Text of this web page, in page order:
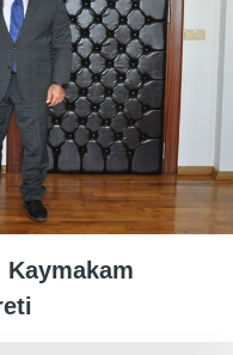
Kaymakam